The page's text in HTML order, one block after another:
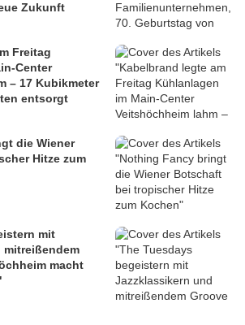
Zukunft
Freitag
Center
– 17 Kubikmeter
entsorgt
die Wiener
Hitze zum
mit
mitreißendem
macht